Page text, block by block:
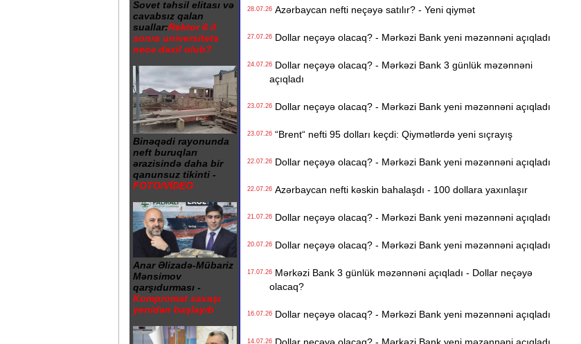
Sovet təhsil elitası və
cavabsız qalan
suallar:Rektor 6 il
sonra universitetə
necə daxil olub?
Binəqədi rayonunda
neft buruqları
ərazisində daha bir
qanunsuz tikinti -
FOTO/VİDEO
Anar Əlizadə-Mübariz
Mənsimov
qarşıdurması -
Kompromat savaşı
yenidən başlayıb
28.07.26Azərbaycan nefti neçəyə satılır? - Yeni qiymət
27.07.26Dollar neçəyə olacaq? - Mərkəzi Bank yeni məzənnəni açıqladı
24.07.26Dollar neçəyə olacaq? - Mərkəzi Bank 3 günlük məzənnəni
açıqladı
23.07.26Dollar neçəyə olacaq? - Mərkəzi Bank yeni məzənnəni açıqladı
23.07.26“Brent“ nefti 95 dolları keçdi: Qiymətlərdə yeni sıçrayış
22.07.26Dollar neçəyə olacaq? - Mərkəzi Bank yeni məzənnəni açıqladı
22.07.26Azərbaycan nefti kəskin bahalaşdı - 100 dollara yaxınlaşır
21.07.26Dollar neçəyə olacaq? - Mərkəzi Bank yeni məzənnəni açıqladı
20.07.26Dollar neçəyə olacaq? - Mərkəzi Bank yeni məzənnəni açıqladı
17.07.26Mərkəzi Bank 3 günlük məzənnəni açıqladı - Dollar neçəyə
olacaq?
16.07.26Dollar neçəyə olacaq? - Mərkəzi Bank yeni məzənnəni açıqladı
14.07.26